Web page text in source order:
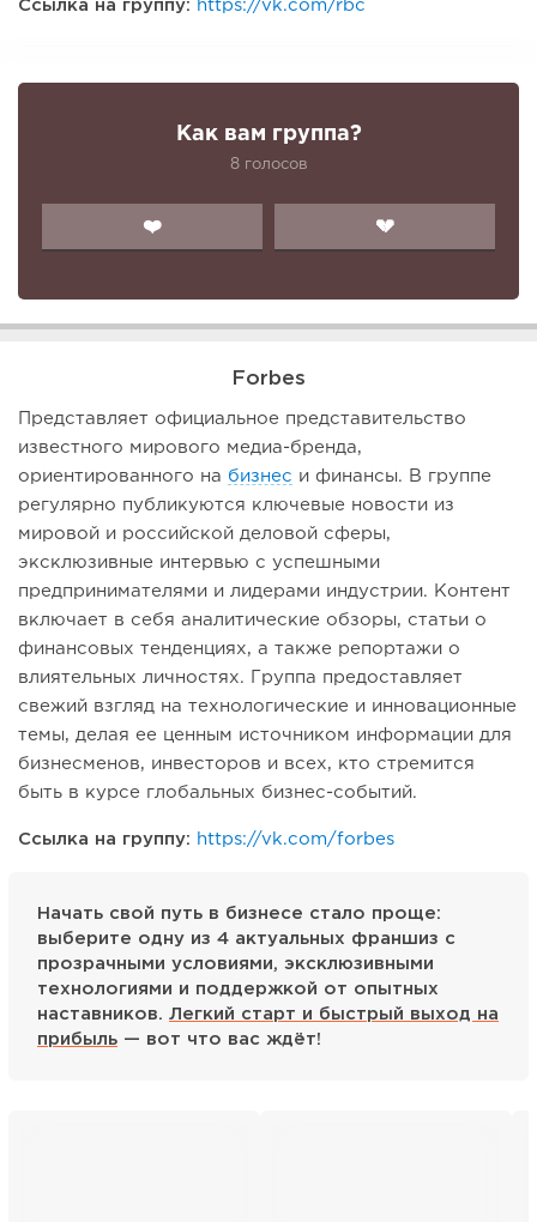
Ссылка на группу: https://vk.com/rbc
Как вам группа?
8 голосов
❤️ 💔
Forbes
Представляет официальное представительство
известного мирового медиа-бренда,
ориентированного на бизнес и финансы. В группе
регулярно публикуются ключевые новости из
мировой и российской деловой сферы,
эксклюзивные интервью с успешными
предпринимателями и лидерами индустрии. Контент
включает в себя аналитические обзоры, статьи о
финансовых тенденциях, а также репортажи о
влиятельных личностях. Группа предоставляет
свежий взгляд на технологические и инновационные
темы, делая ее ценным источником информации для
бизнесменов, инвесторов и всех, кто стремится
быть в курсе глобальных бизнес-событий.
Ссылка на группу: https://vk.com/forbes
Начать свой путь в бизнесе стало проще:
выберите одну из 4 актуальных франшиз с
прозрачными условиями, эксклюзивными
технологиями и поддержкой от опытных
наставников. Легкий старт и быстрый выход на
прибыль — вот что вас ждёт!